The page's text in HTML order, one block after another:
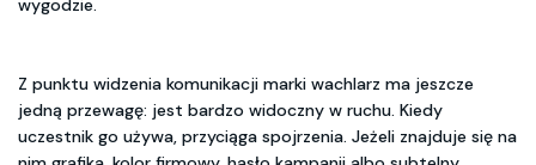
wygodzie.
Z punktu widzenia komunikacji marki wachlarz ma jeszcze
jedną przewagę: jest bardzo widoczny w ruchu. Kiedy
uczestnik go używa, przyciąga spojrzenia. Jeżeli znajduje się na